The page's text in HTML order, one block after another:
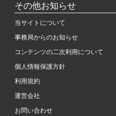
その他お知らせ
当サイトについて
事務局からのお知らせ
コンテンツの二次利用について
個人情報保護方針
利用規約
運営会社
お問い合わせ